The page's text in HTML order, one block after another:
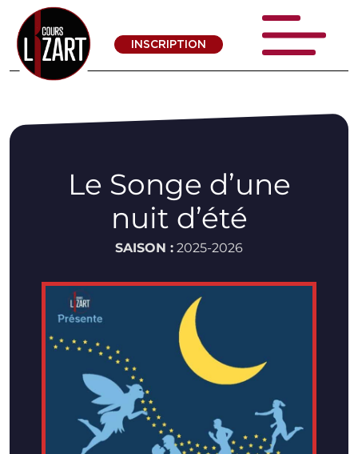
INSCRIPTION
Le Songe d’une
nuit d’été
SAISON : 2025-2026